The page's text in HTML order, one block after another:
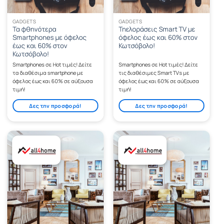
GADGETS
Τα φθηνότερα
Smartphones με όφελος
έως και 60% στον
Κωτσόβολο!
Smartphones σε Hot τιμές! Δείτε
τα διαθέσιμα smartphone με
όφελος έως και 60% σε αύξουσα
τιμή!
Δες την προσφορά!
GADGETS
Τηελοράσεις Smart TV με
όφελος έως και 60% στον
Κωτσόβολο!
Smartphones σε Hot τιμές! Δείτε
τις διαθέσιμες Smart TVs με
όφελος έως και 60% σε αύξουσα
τιμή!
Δες την προσφορά!